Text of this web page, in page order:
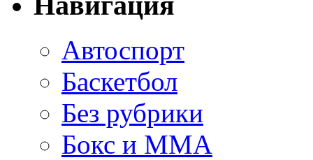
Автоспорт
Баскетбол
Без рубрики
Бокс и ММА